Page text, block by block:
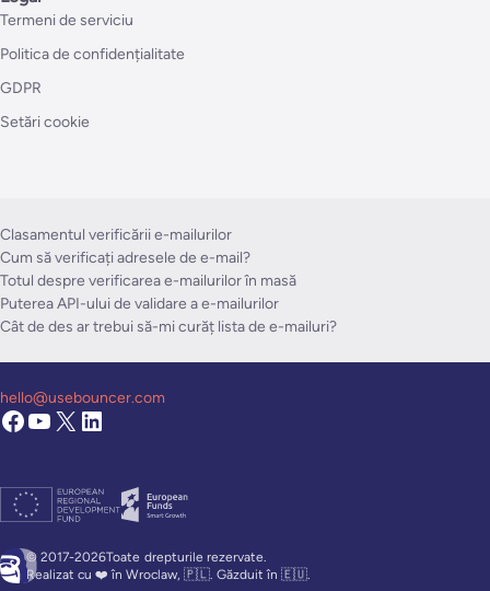
Termeni de serviciu
Politica de confidențialitate
GDPR
Setări cookie
Clasamentul verificării e-mailurilor
Cum să verificați adresele de e-mail?
Totul despre verificarea e-mailurilor în masă
Puterea API-ului de validare a e-mailurilor
Cât de des ar trebui să-mi curăț lista de e-mailuri?
© 2017-2026Toate drepturile rezervate.
Realizat cu ❤️ în Wroclaw, 🇵🇱. Găzduit în 🇪🇺.
hello@usebouncer.com